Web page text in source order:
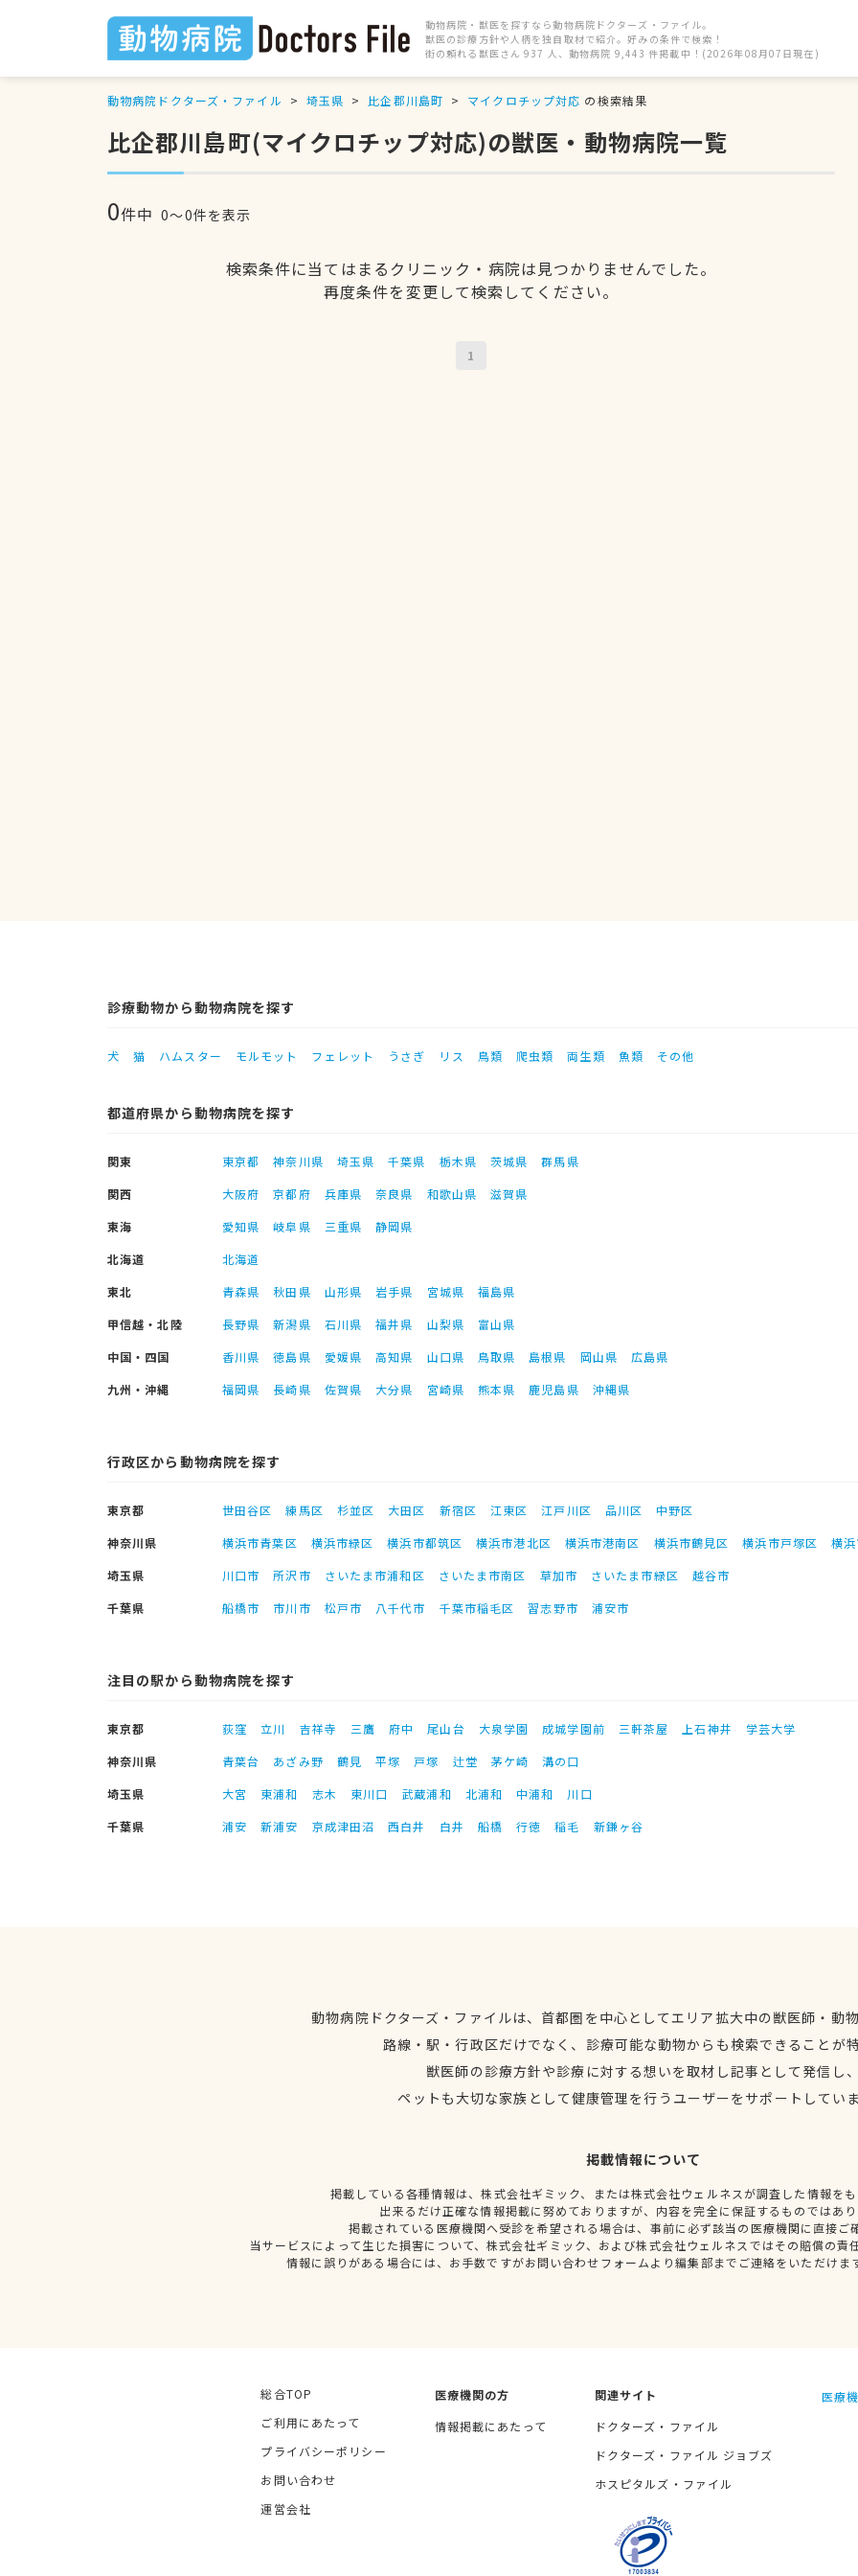
動物病院・獣医を探すなら動物病院ドクターズ・ファイル。
獣医の診療方針や人柄を独自取材で紹介。好みの条件で検索！
街の頼れる獣医さん 937 人、動物病院 9,443 件掲載中！(2026年08月07日現在)
動物病院ドクターズ・ファイル 埼玉県 比企郡川島町 マイクロチップ対応 の検索結果
比企郡川島町(マイクロチップ対応)の獣医・動物病院一覧
0件中 0〜0件を表示
検索条件に当てはまるクリニック・病院は見つかりませんでした。
再度条件を変更して検索してください。
1
診療動物から動物病院を探す
犬 猫 ハムスター モルモット フェレット うさぎ リス 鳥類 爬虫類 両生類 魚類 その他
都道府県から動物病院を探す
関東 東京都 神奈川県 埼玉県 千葉県 栃木県 茨城県
群馬県
関西
大阪府 京都府 兵庫県 奈良県 和歌山県
滋賀県
東海
愛知県 岐阜県 三重県
静岡県
北海道
北海道
東北
青森県 秋田県 山形県 岩手県 宮城県
福島県
甲信越・北陸
長野県 新潟県 石川県 福井県 山梨県
富山県
中国・四国
香川県 徳島県 愛媛県 高知県 山口県 鳥取県 島根県 岡山県
広島県
九州・沖縄
福岡県 長崎県 佐賀県 大分県 宮崎県 熊本県 鹿児島県 沖縄県
行政区から動物病院を探す
東京都 世田谷区 練馬区 杉並区 大田区 新宿区 江東区 江戸川区 品川区
中野区
神奈川県
横浜市青葉区 横浜市緑区 横浜市都筑区 横浜市港北区 横浜市港南区 横浜市鶴見区 横浜市戸塚区
横
埼玉県
川口市 所沢市 さいたま市浦和区 さいたま市南区 草加市 さいたま市緑区
越谷市
千葉県
船橋市 市川市 松戸市 八千代市 千葉市稲毛区 習志野市 浦安市
注目の駅から動物病院を探す
東京都 荻窪 立川 吉祥寺 三鷹 府中 尾山台 大泉学園 成城学園前 三軒茶屋 上石神井
学芸大学
神奈川県
青葉台 あざみ野 鶴見 平塚 戸塚 辻堂 茅ケ崎
溝の口
埼玉県
大宮 東浦和 志木 東川口 武蔵浦和 北浦和 中浦和
川口
千葉県
浦安 新浦安 京成津田沼 西白井 白井 船橋 行徳 稲毛 新鎌ヶ谷
動物病院ドクターズ・ファイルは、首都圏を中心としてエリア拡大中の獣医師・動
路線・駅・行政区だけでなく、診療可能な動物からも検索できることが
獣医師の診療方針や診療に対する想いを取材し記事として発信し
ペットも大切な家族として健康管理を行うユーザーをサポートしてい
掲載情報について
掲載している各種情報は、株式会社ギミック、または株式会社ウェルネスが調査した情報を
出来るだけ正確な情報掲載に努めておりますが、内容を完全に保証するものではあ
掲載されている医療機関へ受診を希望される場合は、事前に必ず該当の医療機関に直接ご
当サービスによって生じた損害について、株式会社ギミック、および株式会社ウェルネスではその賠償の責
情報に誤りがある場合には、お手数ですがお問い合わせフォームより編集部までご連絡をいただけま
総合TOP
ご利用にあたって
プライバシーポリシー
お問い合わせ
運営会社
医療機関の方
情報掲載にあたって
関連サイト
ドクターズ・ファイル
ドクターズ・ファイル ジョブズ
ホスピタルズ・ファイル
医療